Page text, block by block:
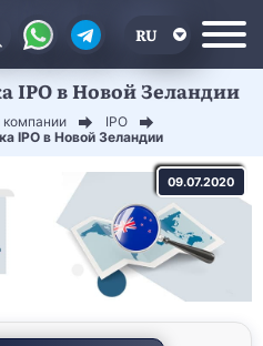
RU
EN
IPO в Новой Зеландии
компании
IPO
IPO в Новой Зеландии
09.07.2020